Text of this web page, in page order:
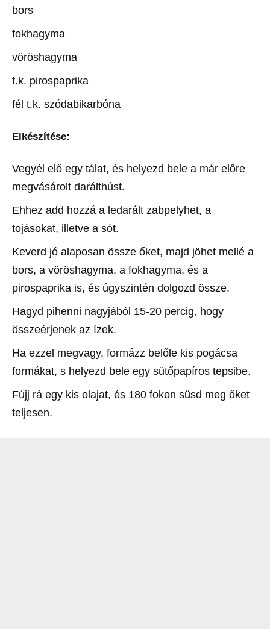
bors
fokhagyma
vöröshagyma
t.k. pirospaprika
fél t.k. szódabikarbóna
Elkészítése:
Vegyél elő egy tálat, és helyezd bele a már előre
megvásárolt darálthúst.
Ehhez add hozzá a ledarált zabpelyhet, a
tojásokat, illetve a sót.
Keverd jó alaposan össze őket, majd jöhet mellé a
bors, a vöröshagyma, a fokhagyma, és a
pirospaprika is, és úgyszintén dolgozd össze.
Hagyd pihenni nagyjából 15-20 percig, hogy
összeérjenek az ízek.
Ha ezzel megvagy, formázz belőle kis pogácsa
formákat, s helyezd bele egy sütőpapíros tepsibe.
Fújj rá egy kis olajat, és 180 fokon süsd meg őket
teljesen.